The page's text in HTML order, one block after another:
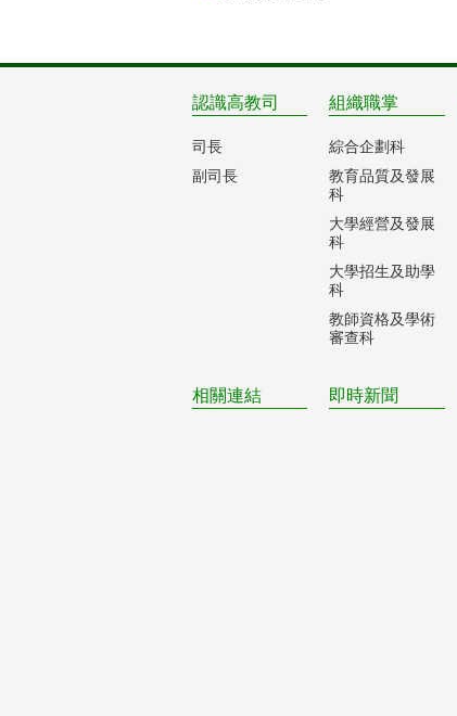
認識高教司
司長
副司長
組織職掌
綜合企劃科
教育品質及發展
科
大學經營及發展
科
大學招生及助學
科
教師資格及學術
審查科
相關連結 即時新聞